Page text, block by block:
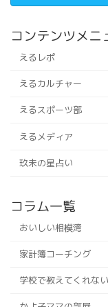
コンテンツメニ
えるレポ
えるカルチャー
えるスポーツ部
えるメディア
玖未の星占い
コラム一覧
おいしい相模湾
家計簿コーチング
学校で教えてくれな